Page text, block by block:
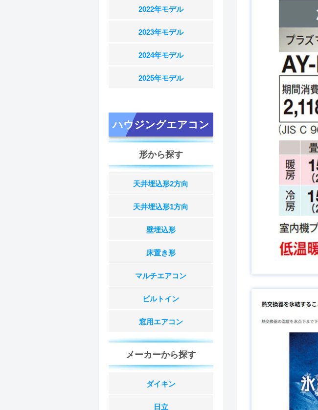
2022年モデル
2023年モデル
2024年モデル
2025年モデル
ハウジングエアコン
形から探す
天井埋込形2方向
天井埋込形1方向
壁埋込形
床置き形
マルチエアコン
ビルトイン
窓用エアコン
メーカーから探す
ダイキン
日立